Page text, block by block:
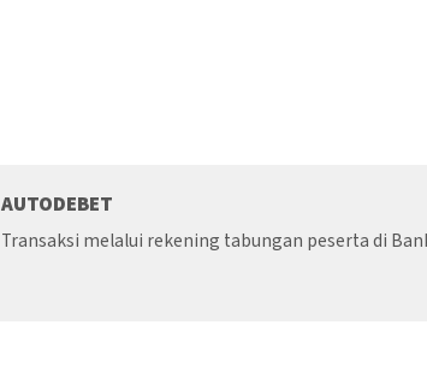
AUTODEBET
Transaksi melalui rekening tabungan peserta di